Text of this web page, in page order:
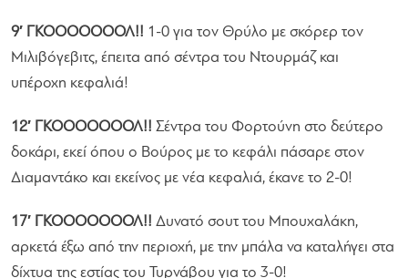
9′ ΓΚΟΟΟΟΟΟΟΛ!! 1-0 για τον Θρύλο με σκόρερ τον
Μιλιβόγεβιτς, έπειτα από σέντρα του Ντουρμάζ και
υπέροχη κεφαλιά!
12′ ΓΚΟΟΟΟΟΟΟΛ!! Σέντρα του Φορτούνη στο δεύτερο
δοκάρι, εκεί όπου ο Βούρος με το κεφάλι πάσαρε στον
Διαμαντάκο και εκείνος με νέα κεφαλιά, έκανε το 2-0!
17′ ΓΚΟΟΟΟΟΟΟΛ!! Δυνατό σουτ του Μπουχαλάκη,
αρκετά έξω από την περιοχή, με την μπάλα να καταλήγει στα
δίχτυα της εστίας του Τυρνάβου για το 3-0!